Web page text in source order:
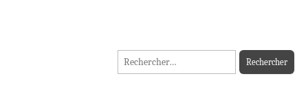
MADININ'ART
Rechercher :